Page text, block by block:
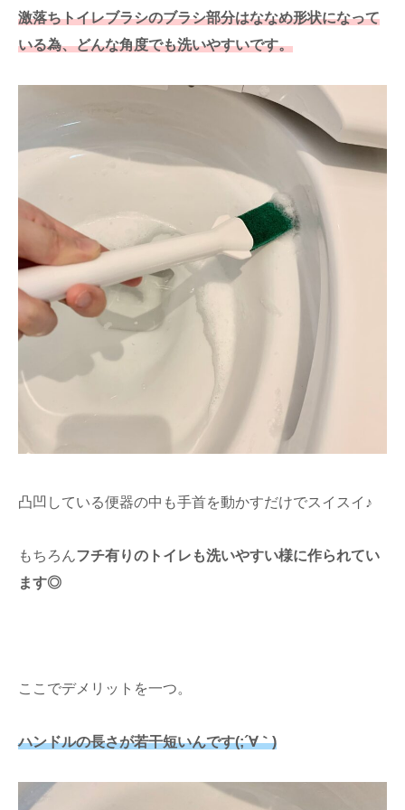
激落ちトイレブラシのブラシ部分はななめ形状になって
いる為、どんな角度でも洗いやすいです。
凸凹している便器の中も手首を動かすだけでスイスイ♪
もちろんフチ有りのトイレも洗いやすい様に作られてい
ます◎
ここでデメリットを一つ。
ハンドルの長さが若干短いんです(;´∀｀)